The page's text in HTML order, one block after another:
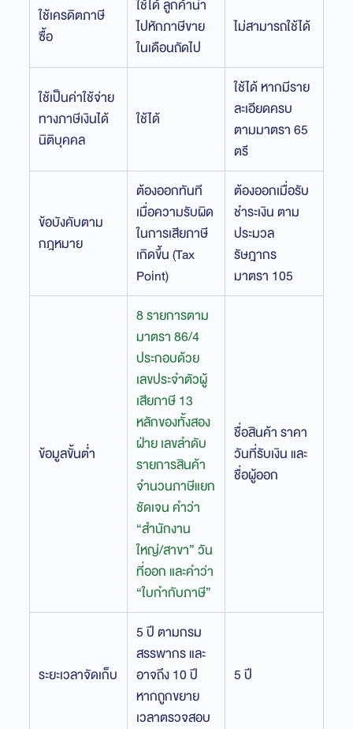
ใช้เครดิตภาษี
ซื้อ
ใช้ได้ ลูกค้านำ
ไปหักภาษีขาย
ในเดือนถัดไป
ไม่สามารถใช้ได้
ใช้เป็นค่าใช้จ่าย
ทางภาษีเงินได้
นิติบุคคล
ใช้ได้
ใช้ได้ หากมีราย
ละเอียดครบ
ตามมาตรา 65
ตรี
ข้อบังคับตาม
กฎหมาย
ต้องออกทันที
เมื่อความรับผิด
ในการเสียภาษี
เกิดขึ้น (Tax
Point)
ต้องออกเมื่อรับ
ชำระเงิน ตาม
ประมวล
รัษฎากร
มาตรา 105
ข้อมูลขั้นต่ำ
8 รายการตาม
มาตรา 86/4
ประกอบด้วย
เลขประจำตัวผู้
เสียภาษี 13
หลักของทั้งสอง
ฝ่าย เลขลำดับ
รายการสินค้า
จำนวนภาษีแยก
ชัดเจน คำว่า
“สำนักงาน
ใหญ่/สาขา” วัน
ที่ออก และคำว่า
“ใบกำกับภาษี”
ชื่อสินค้า ราคา
วันที่รับเงิน และ
ชื่อผู้ออก
ระยะเวลาจัดเก็บ
5 ปี ตามกรม
สรรพากร และ
อาจถึง 10 ปี
หากถูกขยาย
เวลาตรวจสอบ
5 ปี